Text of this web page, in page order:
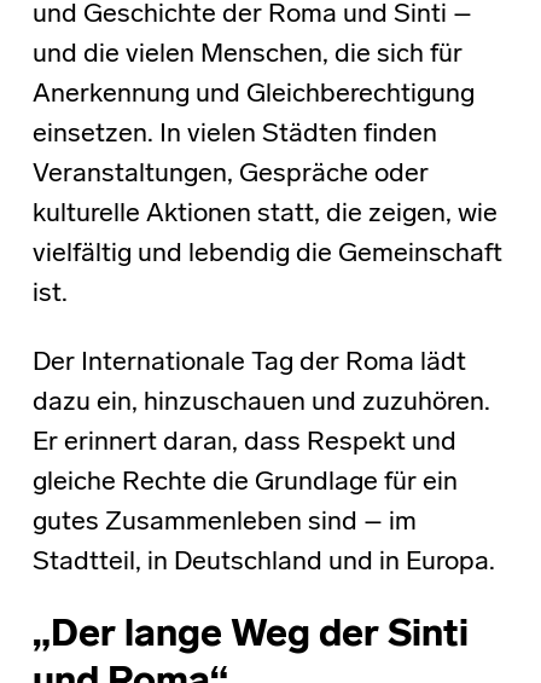
und Geschichte der Roma und Sinti –
und die vielen Menschen, die sich für
Anerkennung und Gleichberechtigung
einsetzen. In vielen Städten finden
Veranstaltungen, Gespräche oder
kulturelle Aktionen statt, die zeigen, wie
vielfältig und lebendig die Gemeinschaft
ist.
Der Internationale Tag der Roma lädt
dazu ein, hinzuschauen und zuzuhören.
Er erinnert daran, dass Respekt und
gleiche Rechte die Grundlage für ein
gutes Zusammenleben sind – im
Stadtteil, in Deutschland und in Europa.
„Der lange Weg der Sinti